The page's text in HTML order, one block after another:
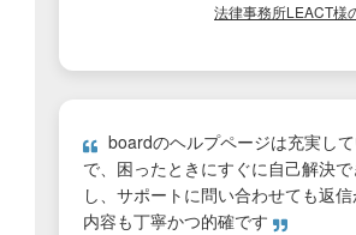
法律事務所LEACT様
boardのヘルプページは充実し
で、困ったときにすぐに自己解決
し、サポートに問い合わせても返信
内容も丁寧かつ的確です